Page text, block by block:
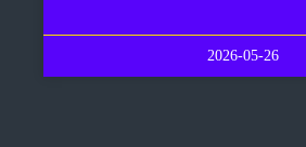
2026-05-26